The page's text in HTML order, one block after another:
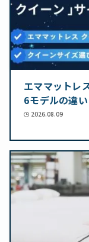
エママットレ
6モデルの違
2026.08.09